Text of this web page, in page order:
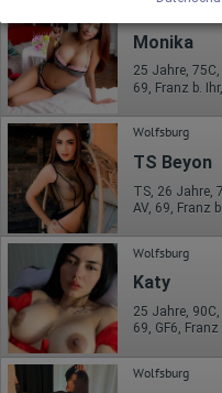
https://
n/analyticsjs/cookie-usage?
Herausgeber:
Google Ireland Limited
Erhobene Daten:
Die erzeugten Informationen
Webseiten sowie die von
werden übertragen und
verarbeiteten Daten
erstellt werden. Diese
auch an Dritte übertragen,
vorgeschrieben wird oder,
von Google verarbeiten. Die
Google innerhalb von
oder in anderen
Europäischen
Daten anonym erhoben
volle IP-Adresse an einen
Monika
25 Jahre,
Wolfsburg
TS Beyon
Wolfsburg
Katy
Wolfsburg